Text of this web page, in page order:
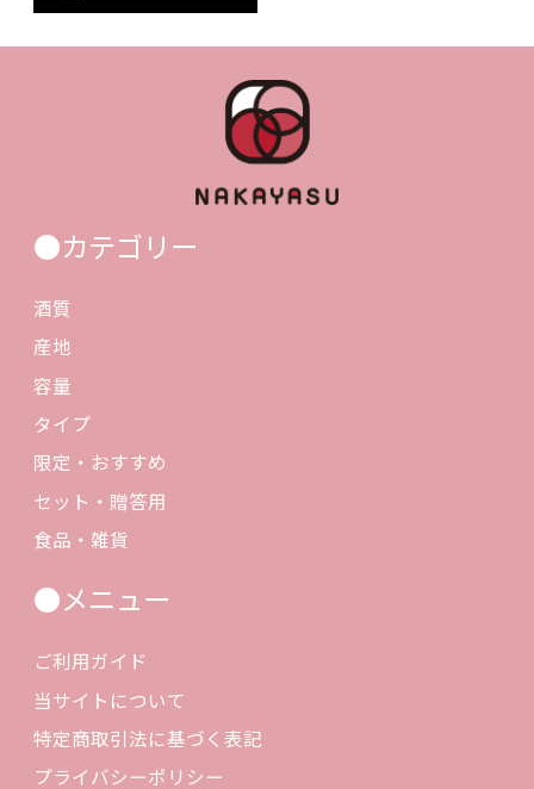
●カテゴリー
酒質
産地
容量
タイプ
限定・おすすめ
セット・贈答用
食品・雑貨
●メニュー
ご利用ガイド
当サイトについて
特定商取引法に基づく表記
プライバシーポリシー